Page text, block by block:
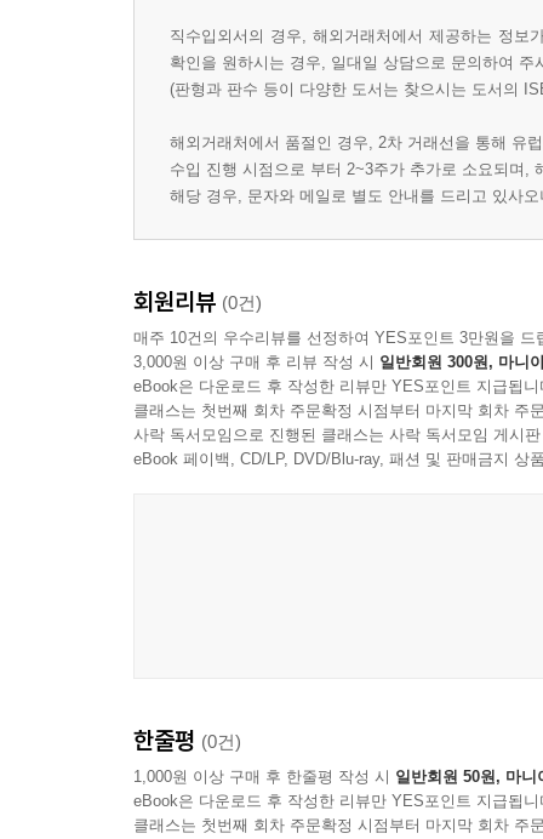
직수입외서의 경우, 해외거래처에서 제공하는 정
확인을 원하시는 경우, 일대일 상담으로 문의하여 주
(판형과 판수 등이 다양한 도서는 찾으시는 도서의
해외거래처에서 품절인 경우, 2차 거래선을 통해 유
수입 진행 시점으로 부터 2~3주가 추가로 소요되며,
해당 경우, 문자와 메일로 별도 안내를 드리고 있사
회원리뷰 (0건)
매주 10건의 우수리뷰를 선정하여 YES포인트 3만원을 드
3,000원 이상 구매 후 리뷰 작성 시 일반회원 300원, 마니
eBook은 다운로드 후 작성한 리뷰만 YES포인트 지급됩니
클래스는 첫번째 회차 주문확정 시점부터 마지막 회차 주
사락 독서모임으로 진행된 클래스는 사락 독서모임 게시
eBook 페이백, CD/LP, DVD/Blu-ray, 패션 및 판매금지 상
한줄평 (0건)
1,000원 이상 구매 후 한줄평 작성 시 일반회원 50원, 마니
eBook은 다운로드 후 작성한 리뷰만 YES포인트 지급됩니
클래스는 첫번째 회차 주문확정 시점부터 마지막 회차 주